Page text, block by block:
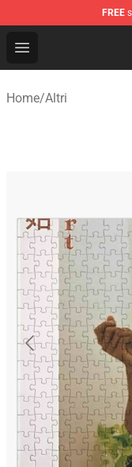
FREE
Open menu
Odd Future
Home/Altri